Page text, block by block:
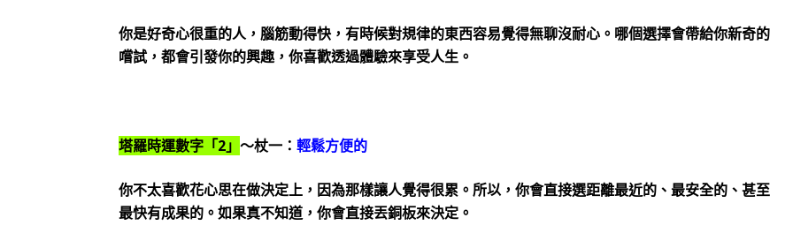
你是好奇心很重的人，腦筋動得快，有時候對規律的東西容易覺得無聊沒耐心。哪個選擇會帶給你新奇的
嚐試，都會引發你的興趣，你喜歡透過體驗來享受人生。
塔羅時運數字「2」～杖一：輕鬆方便的
你不太喜歡花心思在做決定上，因為那樣讓人覺得很累。所以，你會直接選距離最近的、最安全的、甚至
最快有成果的。如果真不知道，你會直接丟銅板來決定。